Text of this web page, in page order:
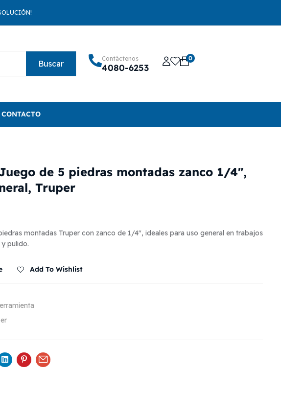
Buscar
Contáctenos
4080-6253
0
CONTACTO
de 5 piedras montadas zanco 1/4″,
Truper
montadas Truper con zanco de 1/4″, ideales para uso general en trabajos
pulido.
Add To Wishlist
LinkedinPinterestEmail